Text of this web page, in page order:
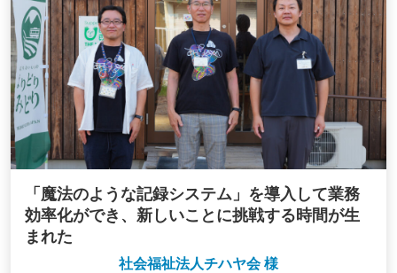
「魔法のような記録システム」を導入して業務
効率化ができ、新しいことに挑戦する時間が生
まれた
社会福祉法人チハヤ会 様